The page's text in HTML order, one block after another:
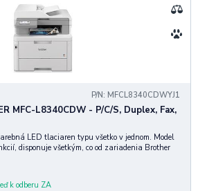
P/N: MFCL8340CDWYJ1
MFC-L8340CDW - P/C/S, Duplex, Fax,
LED tlaciaren typu všetko v jednom. Model
disponuje všetkým, co od zariadenia Brother
k odberu ZA